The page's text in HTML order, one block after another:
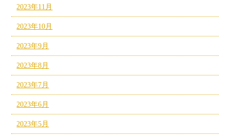
2023年11月
2023年10月
2023年9月
2023年8月
2023年7月
2023年6月
2023年5月